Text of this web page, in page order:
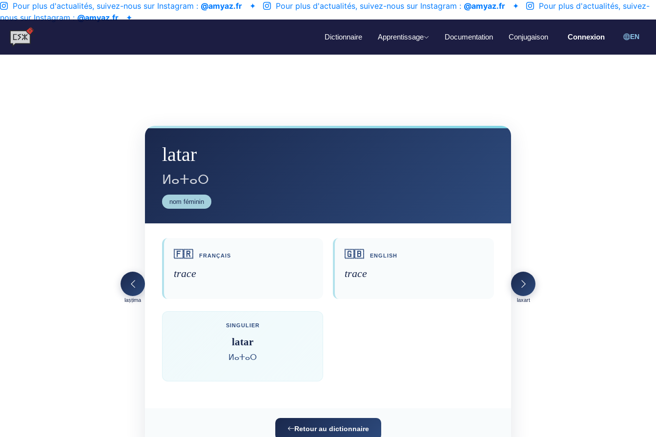
Pour plus d'actualités, suivez-nous sur Instagram : @amyaz.fr ✦ Pour plus d'actualités, suivez-nous sur Instagram : @amyaz.fr ✦
Pour plus d'actualités, suivez-
nous sur Instagram :@amyaz.fr✦
Dictionnaire Apprentissage Documentation Conjugaison Connexion EN
laṣṭima
latar
ⵍⴰⵜⴰⵔ
nom féminin
🇫🇷 FRANÇAIS
trace
🇬🇧 ENGLISH
trace
SINGULIER
latar
ⵍⴰⵜⴰⵔ
Retour au dictionnaire
laxart